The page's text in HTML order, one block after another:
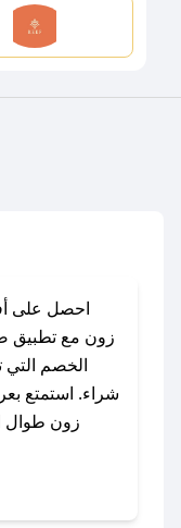
احصل على
زون مع تطبيق
الخصم
شراء. استمتع
زون طوال
الفطر، عيد
رمضان، اليوم